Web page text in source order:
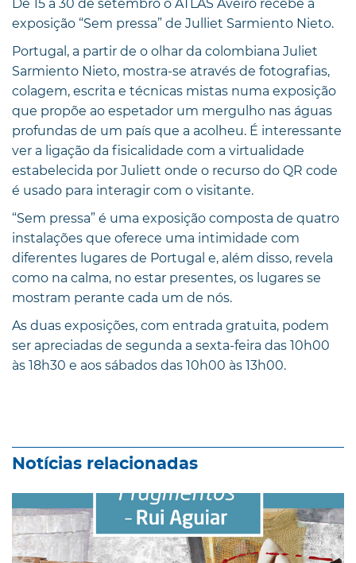
De 15 a 30 de setembro o ATLAS Aveiro recebe a
exposição “Sem pressa” de Julliet Sarmiento Nieto.
Portugal, a partir de o olhar da colombiana Juliet
Sarmiento Nieto, mostra-se através de fotografias,
colagem, escrita e técnicas mistas numa exposição
que propõe ao espetador um mergulho nas águas
profundas de um país que a acolheu. É interessante
ver a ligação da fisicalidade com a virtualidade
estabelecida por Juliett onde o recurso do QR code
é usado para interagir com o visitante.
“Sem pressa” é uma exposição composta de quatro
instalações que oferece uma intimidade com
diferentes lugares de Portugal e, além disso, revela
como na calma, no estar presentes, os lugares se
mostram perante cada um de nós.
As duas exposições, com entrada gratuita, podem
ser apreciadas de segunda a sexta-feira das 10h00
às 18h30 e aos sábados das 10h00 às 13h00.
Notícias relacionadas